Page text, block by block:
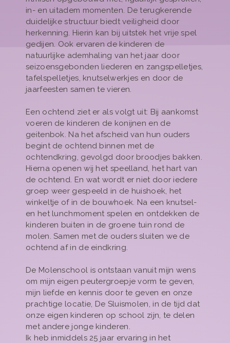
in- en uitadem momenten. De terugkerende
duidelijke structuur biedt veiligheid door
herkenning. Hierin kan bij uitstek het vrije spel
gedijen. Ook ervaren de kinderen de
natuurlijke ademhaling van het jaar door
seizoensgebonden liederen en zangspelletjes,
tafelspelletjes, knutselwerkjes en door de
jaarfeesten samen te vieren.
Een ochtend ziet er als volgt uit: Bij aankomst
voeren de kinderen de konijnen en de
geitenbok. Na het afscheid van hun ouders
begint de ochtend binnen met de
ochtendkring, gevolgd door broodjes bakken.
Hierna openen wij het speelland, het hart van
de ochtend. En wat wordt er niet door iedere
groep weer gespeeld in de huishoek, het
winkeltje of in de bouwhoek. Na een knutsel-
en het lunchmoment spelen en ontdekken de
kinderen buiten in de groene tuin rond de
molen. Samen met de ouders sluiten we de
ochtend af in de eindkring.
De Molenschool is ontstaan vanuit mijn wens
om mijn eigen peutergroepje vorm te geven,
mijn liefde en kennis door te geven en onze
prachtige locatie, De Sluismolen, in de tijd dat
onze eigen kinderen op school zijn, te delen
met andere jonge kinderen.
Ik heb inmiddels 25 jaar ervaring in het